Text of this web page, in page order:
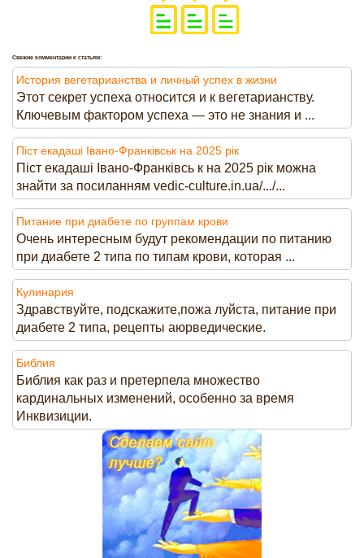
Свежие комментарии к статьям:
История вегетарианства и личный успех в жизни
Этот секрет успеха относится и к вегетарианству.
Ключевым фактором успеха — это не знания и ...
Піст екадаші Івано-Франківськ на 2025 рік
Піст екадаші Івано-Франківсь к на 2025 рік можна
знайти за посиланням vedic-culture.in.ua/.../...
Питание при диабете по группам крови
Очень интересным будут рекомендации по питанию
при диабете 2 типа по типам крови, которая ...
Кулинария
Здравствуйте, подскажите,пожа луйста, питание при
диабете 2 типа, рецепты аюрведические.
Библия
Библия как раз и претерпела множество
кардинальных изменений, особенно за время
Инквизиции.